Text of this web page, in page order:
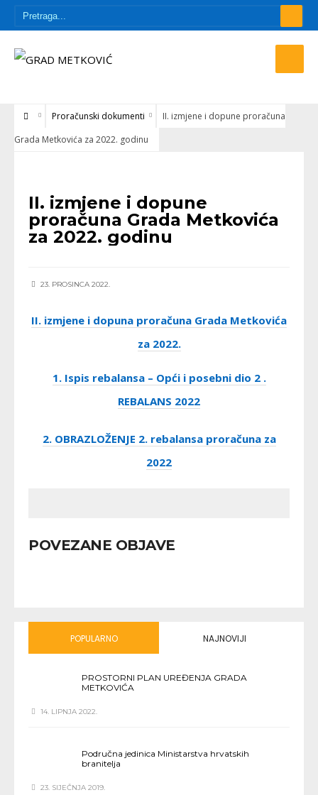
Proračunski dokumenti
II. izmjene i dopune proračuna
Grada Metkovića za 2022. godinu
II. izmjene i dopune
proračuna Grada Metkovića
za 2022. godinu
23. PROSINCA 2022.
II. izmjene i dopuna proračuna Grada Metkovića
za 2022.
1. Ispis rebalansa – Opći i posebni dio 2 .
REBALANS 2022
2. OBRAZLOŽENJE 2. rebalansa proračuna za
2022
POVEZANE OBJAVE
POPULARNO NAJNOVIJI
PROSTORNI PLAN UREĐENJA GRADA
METKOVIĆA
14. LIPNJA 2022.
Područna jedinica Ministarstva hrvatskih
branitelja
23. SIJEČNJA 2019.